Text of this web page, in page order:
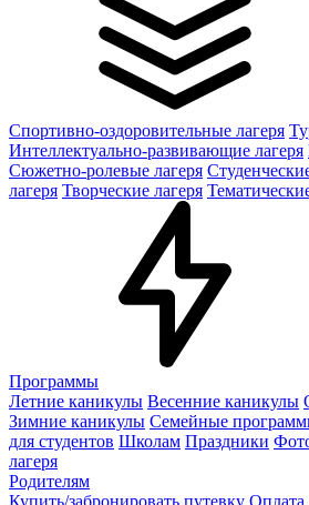
Спортивно-оздоровительные лагеря
Интеллектуально-развивающие лагеря
Сюжетно-ролевые лагеря
лагеря Творческие лагеря
Программы
Летние каникулы Весенние каникулы
Зимние каникулы Семейные
для студентов Школам Праздники
лагеря
Родителям
Купить/забронировать путевку Оплата